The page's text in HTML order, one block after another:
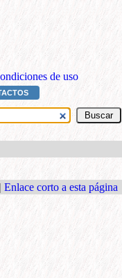
de uso
| Enlace corto a esta página